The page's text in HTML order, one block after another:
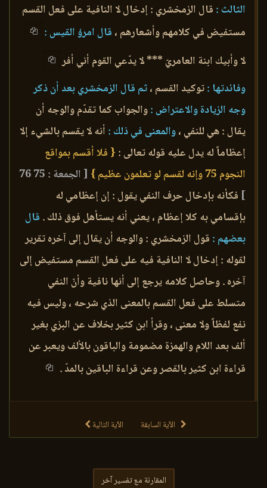
الثالث : قال الزمخشري : إدخال لا النافية على فعل القسم
مستفيض في كلامهم وأشعارهم ، قال امرؤ القيس :
لا وأبيك ابنة العامريّ *** لا يدّعي القوم أني أفر
وفائدتها :توكيد القسم ،ثم قال الزمخشري بعد أن ذكر
وجه الزيادة والاعتراض :والجواب كما تقدّم والوجه أن
يقال : هي للنفي ،والمعنى في ذلك : أنه لا يقسم بالشيء إلا
إعظاماً له يدل عليه قوله تعالى : { فلا أقسم بمواقع
النجوم 75 وإنه لقسم لو تعلمون عظيم }
[ الجمعة : 75 76
] فكأنه بإدخال حرف النفي يقول : إن إعظامي له
بإقسامي به كلا إعظام ، يعني أنه يستأهل فوق ذلك . قال
بعضهم : قول الزمخشري : والوجه أن يقال إلى آخره تقرير
لقوله : إدخال لا النافية فيه على فعل القسم مستفيض إلى
آخره . وحاصل كلامه يرجع إلى أنها نافية وأنّ النفي
متسلط على فعل القسم بالمعنى الذي شرحه ، وليس فيه
نفع لفظاً ولا معنى ، وقرأ ابن كثير بخلاف عن البزي بغير
ألف بعد اللام والهمزة مضمومة والباقون بالألف ويعبر عن
قراءة ابن كثير بالقصر وعن قراءة الباقين بالمدّ .
الآية السابقة الآية التالية
المقارنة مع تفسير آخر